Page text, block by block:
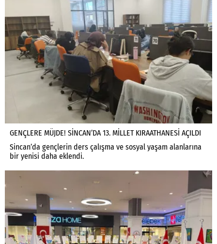
GENÇLERE MÜJDE! SİNCAN’DA 13. MİLLET KIRAATHANESİ AÇILDI
Sincan’da gençlerin ders çalışma ve sosyal yaşam alanlarına
bir yenisi daha eklendi.